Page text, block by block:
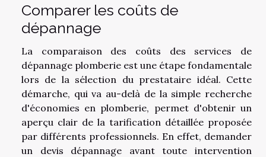
Comparer les coûts de
dépannage
La comparaison des coûts des services de
dépannage plomberie est une étape fondamentale
lors de la sélection du prestataire idéal. Cette
démarche, qui va au-delà de la simple recherche
d'économies en plomberie, permet d'obtenir un
aperçu clair de la tarification détaillée proposée
par différents professionnels. En effet, demander
un devis dépannage avant toute intervention